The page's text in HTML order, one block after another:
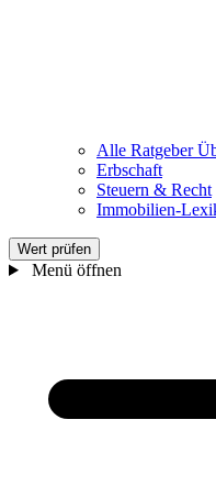
Alle Ratgeber
Erbschaft
Steuern & Recht
Immobilien-
Wert prüfen
Menü öffnen